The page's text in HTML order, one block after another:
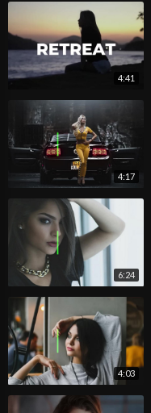
4:41
4:17
6:24
4:03